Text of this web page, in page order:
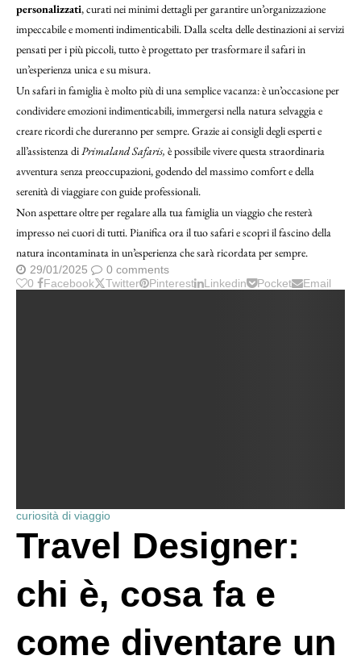
personalizzati, curati nei minimi dettagli per garantire un’organizzazione
impeccabile e momenti indimenticabili. Dalla scelta delle destinazioni ai servizi
pensati per i più piccoli, tutto è progettato per trasformare il safari in
un’esperienza unica e su misura.
Un safari in famiglia è molto più di una semplice vacanza: è un’occasione per
condividere emozioni indimenticabili, immergersi nella natura selvaggia e
creare ricordi che dureranno per sempre. Grazie ai consigli degli esperti e
all’assistenza diPrimaland Safaris, è possibile vivere questa straordinaria
avventura senza preoccupazioni, godendo del massimo comfort e della
serenità di viaggiare con guide professionali.
Non aspettare oltre per regalare alla tua famiglia un viaggio che resterà
impresso nei cuori di tutti. Pianifica ora il tuo safari e scopri il fascino della
natura incontaminata in un’esperienza che sarà ricordata per sempre.
29/01/2025
0 comments
0
Facebook Twitter Pinterest Linkedin Pocket Email
curiosità di viaggio
Travel Designer:
chi è, cosa fa e
come diventare un